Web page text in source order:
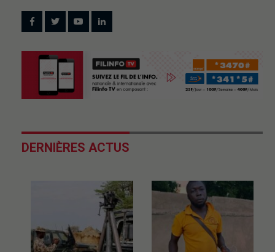
DERNIÈRES ACTUS